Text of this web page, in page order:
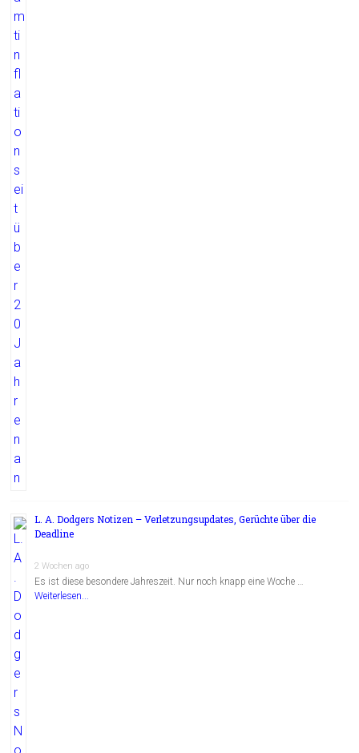
L. A. Dodgers Notizen – Verletzungsupdates, Gerüchte über die
Deadline
2 Wochen ago
Es ist diese besondere Jahreszeit. Nur noch knapp eine Woche …
Weiterlesen...